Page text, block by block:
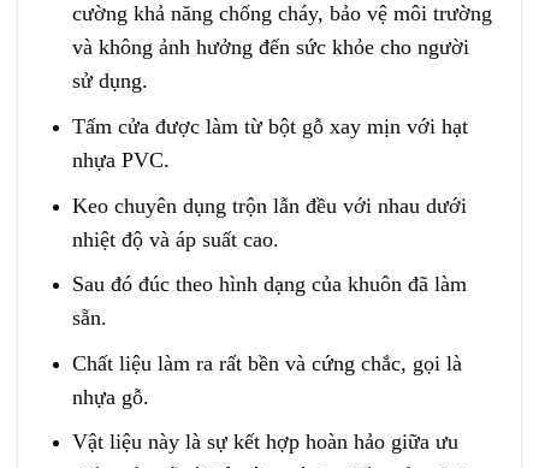
cường khả năng chống cháy, bảo vệ môi trường
và không ảnh hưởng đến sức khỏe cho người
sử dụng.
Tấm cửa được làm từ bột gỗ xay mịn với hạt
nhựa PVC.
Keo chuyên dụng trộn lẫn đều với nhau dưới
nhiệt độ và áp suất cao.
Sau đó đúc theo hình dạng của khuôn đã làm
sẵn.
Chất liệu làm ra rất bền và cứng chắc, gọi là
nhựa gỗ.
Vật liệu này là sự kết hợp hoàn hảo giữa ưu